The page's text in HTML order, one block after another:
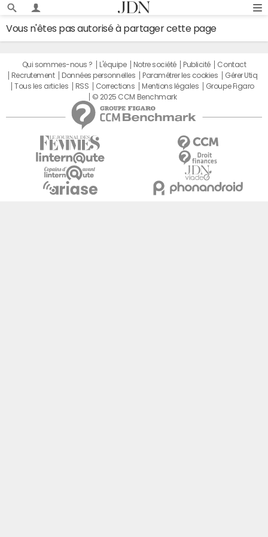
Vous n'êtes pas autorisé à partager cette page
Qui sommes-nous ? L'équipe Notre société Publicité
Contact
Recrutement
Données personnelles Paramétrer les cookies
Gérer Utiq
Tous les articles
RSS Corrections Mentions légales
Groupe Figaro
© 2025 CCM Benchmark